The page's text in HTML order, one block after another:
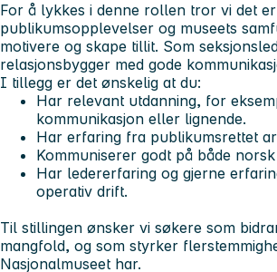
For å lykkes i denne rollen tror vi det
publikumsopplevelser og museets
motivere og skape tillit. Som
relasjonsbygger med gode
I tillegg er det ønskelig at du:
Har relevant utdanning, for
kommunikasjon eller lignende.
Har erfaring fra publikumsrettet
Kommuniserer godt på både
Har ledererfaring og gjerne
operativ drift.
Til stillingen ønsker vi søkere som
mangfold, og som styrker
Nasjonalmuseet har.